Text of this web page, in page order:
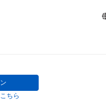
notes of the melody on the
of 595 notes from 96 bars.
music notes are gathered.
ピューター、回線、ソフトウェア
者契約法の適用その他の理由に
の責任は、債務不履行または不
ちら